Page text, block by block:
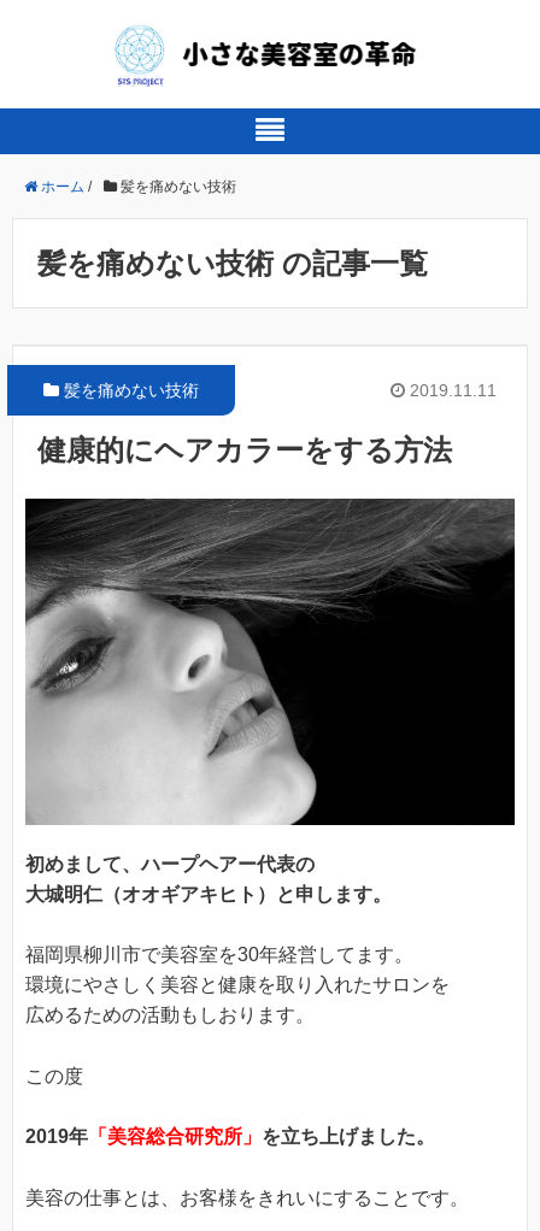
ホーム / 髪を痛めない技術
髪を痛めない技術 の記事一覧
2019.11.11
髪を痛めない技術
健康的にヘアカラーをする方法
初めまして、ハープヘアー代表の
大城明仁（オオギアキヒト）と申します。
福岡県柳川市で美容室を30年経営してます。
環境にやさしく美容と健康を取り入れたサロンを
広めるための活動もしおります。
この度
2019年 「美容総合研究所」 を立ち上げました。
美容の仕事とは、お客様をきれいにすることです。